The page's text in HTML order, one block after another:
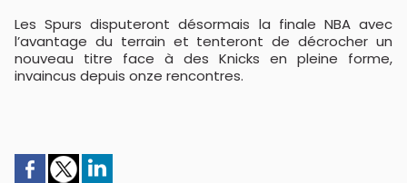
Les Spurs disputeront désormais la finale NBA avec
l’avantage du terrain et tenteront de décrocher un
nouveau titre face à des Knicks en pleine forme,
invaincus depuis onze rencontres.